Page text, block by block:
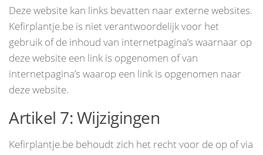
Deze website kan links bevatten naar externe websites.
Kefirplantje.be is niet verantwoordelijk voor het
gebruik of de inhoud van internetpagina’s waarnaar op
deze website een link is opgenomen of van
internetpagina’s waarop een link is opgenomen naar
deze website.
Artikel 7: Wijzigingen
Kefirplantje.be behoudt zich het recht voor de op of via